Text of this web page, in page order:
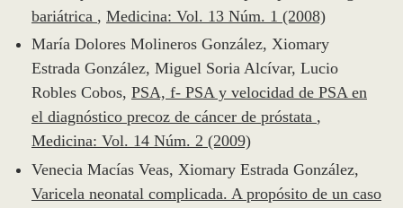
bariátrica , Medicina: Vol. 13 Núm. 1 (2008)
María Dolores Molineros González, Xiomary
Estrada González, Miguel Soria Alcívar, Lucio
Robles Cobos, PSA, f- PSA y velocidad de PSA en
el diagnóstico precoz de cáncer de próstata ,
Medicina: Vol. 14 Núm. 2 (2009)
Venecia Macías Veas, Xiomary Estrada González,
Varicela neonatal complicada. A propósito de un caso